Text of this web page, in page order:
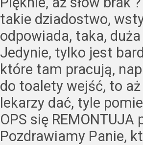
takie dziadostwo,
odpowiada, taka,
Jedynie, tylko jest
które tam pracują,
do toalety wejść, to
lekarzy dać, tyle
OPS się
Pozdrawiamy Panie,